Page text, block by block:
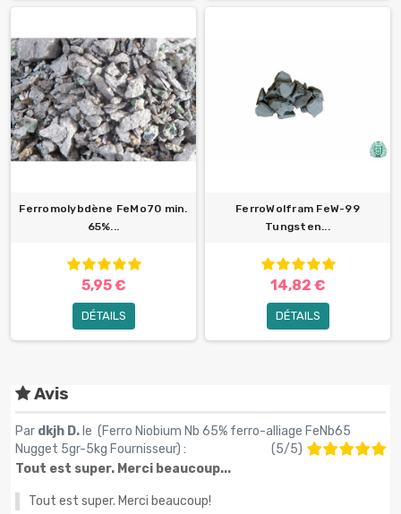
Ferromolybdène FeMo70 min.
65%...
5,95 €
DÉTAILS
FerroWolfram FeW-99
Tungsten...
14,82 €
DÉTAILS
Avis
Par dkjh D. le (Ferro Niobium Nb 65% ferro-alliage FeNb65
Nugget 5gr-5kg Fournisseur) : (5/5)
Tout est super. Merci beaucoup...
Tout est super. Merci beaucoup!